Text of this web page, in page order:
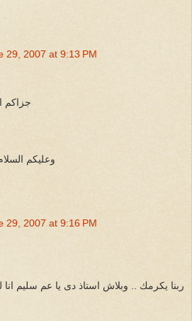
29, 2007 at 9:13 PM
جزاكم
وعليكم
29, 2007 at 9:16 PM
ربنا يكرمك .. وبلاش استاذ دى يا عم سليم